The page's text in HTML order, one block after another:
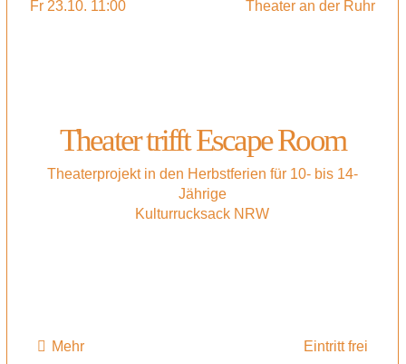
Fr 23.10. 11:00 Theater an der Ruhr
Theater trifft Escape Room
Theaterprojekt in den Herbstferien für 10- bis 14-
Jährige
Kulturrucksack NRW
Mehr Eintritt frei